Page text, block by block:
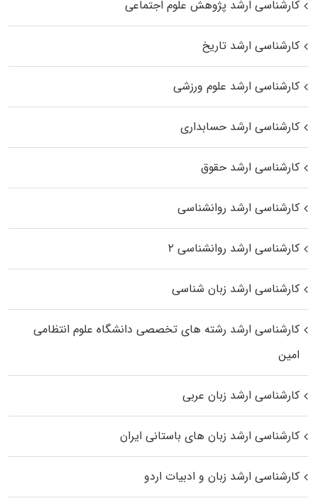
کارشناسی ارشد پژوهش علوم اجتماعی
کارشناسی ارشد تاریخ
کارشناسی ارشد علوم ورزشی
کارشناسی ارشد حسابداری
کارشناسی ارشد حقوق
کارشناسی ارشد روانشناسی
کارشناسی ارشد روانشناسی ۲
کارشناسی ارشد زبان شناسی
کارشناسی ارشد رﺷﺘﻪ ﻫﺎی تخصصی داﻧﺸﮕﺎه ﻋﻠﻮم انتظامی
اﻣﻴﻦ
کارشناسی ارشد زبان عربی
کارشناسی ارشد زبان‌ های باستانی ایران
کارشناسی ارشد زبان و ادبیات اردو